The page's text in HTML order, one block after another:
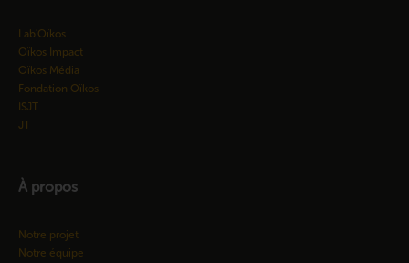
Lab'Oïkos
Oïkos Impact
Oïkos Média
Fondation Oïkos
ISJT
JT
À propos
Notre projet
Notre équipe